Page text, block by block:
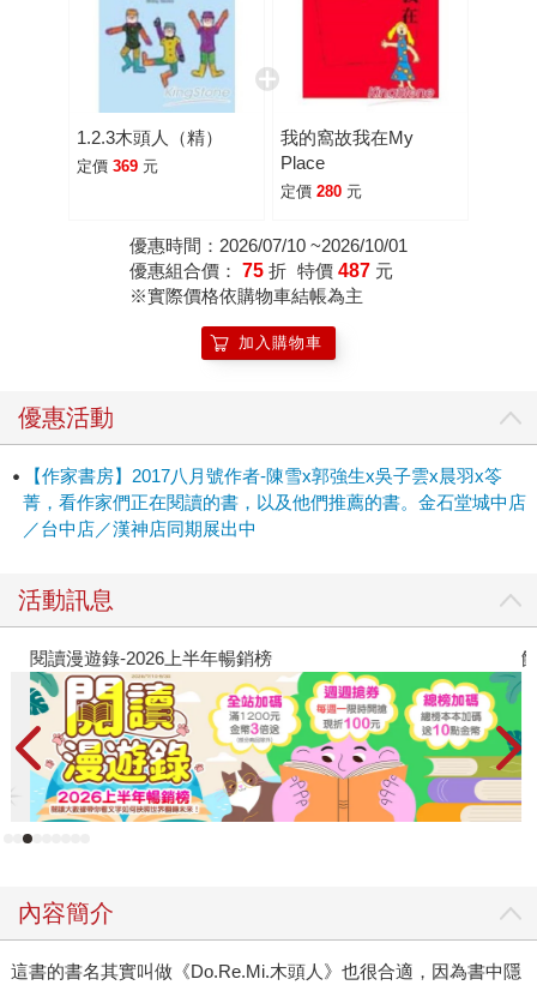
1.2.3木頭人（精）
定價 369 元
我的窩故我在My
Place
定價 280 元
優惠時間：2026/07/10 ~2026/10/01
優惠組合價： 75 折 特價 487 元
※實際價格依購物車結帳為主
加入購物車
優惠活動
【作家書房】2017八月號作者-陳雪x郭強生x吳子雲x晨羽x笭
菁，看作家們正在閱讀的書，以及他們推薦的書。金石堂城中店
／台中店／漢神店同期展出中
活動訊息
閱讀漫遊錄-2026上半年暢銷榜
內容簡介
這書的書名其實叫做《Do.Re.Mi.木頭人》也很合適，因為書中隱